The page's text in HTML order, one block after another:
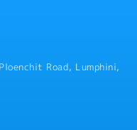
・客先訪問、要件の
の自動搬送機器・新
Road, Lumphini,